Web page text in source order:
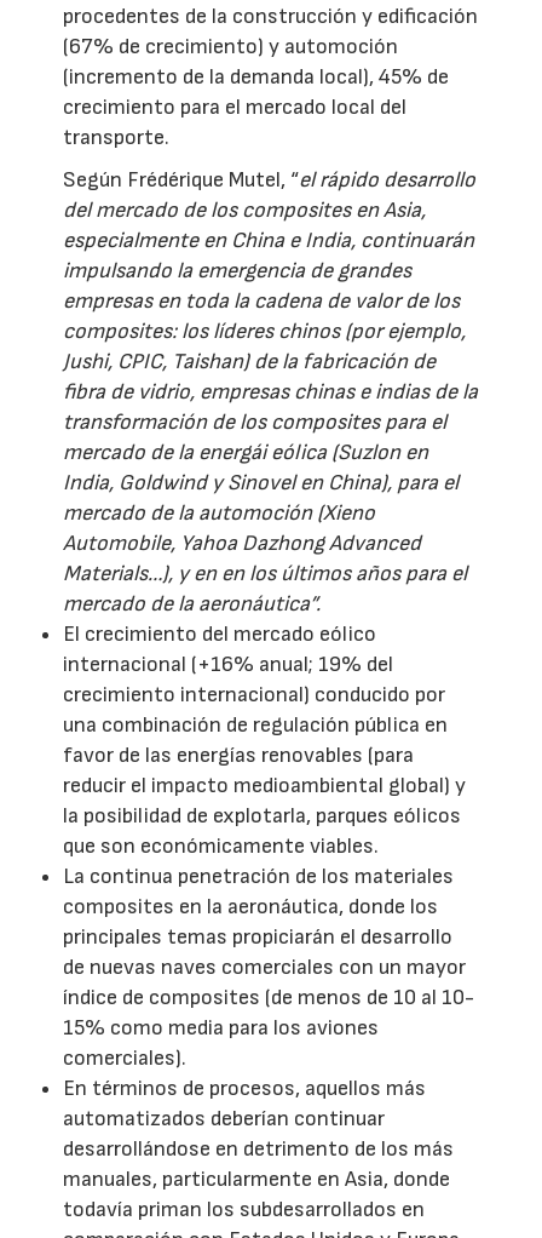
procedentes de la construcción y edificación
(67% de crecimiento) y automoción
(incremento de la demanda local), 45% de
crecimiento para el mercado local del
transporte.
Según Frédérique Mutel, “el rápido desarrollo
del mercado de los composites en Asia,
especialmente en China e India, continuarán
impulsando la emergencia de grandes
empresas en toda la cadena de valor de los
composites: los líderes chinos (por ejemplo,
Jushi, CPIC, Taishan) de la fabricación de
fibra de vidrio, empresas chinas e indias de la
transformación de los composites para el
mercado de la energái eólica (Suzlon en
India, Goldwind y Sinovel en China), para el
mercado de la automoción (Xieno
Automobile, Yahoa Dazhong Advanced
Materials…), y en en los últimos años para el
mercado de la aeronáutica”.
El crecimiento del mercado eólico
internacional (+16% anual; 19% del
crecimiento internacional) conducido por
una combinación de regulación pública en
favor de las energías renovables (para
reducir el impacto medioambiental global) y
la posibilidad de explotarla, parques eólicos
que son económicamente viables.
La continua penetración de los materiales
composites en la aeronáutica, donde los
principales temas propiciarán el desarrollo
de nuevas naves comerciales con un mayor
índice de composites (de menos de 10 al 10-
15% como media para los aviones
comerciales).
En términos de procesos, aquellos más
automatizados deberían continuar
desarrollándose en detrimento de los más
manuales, particularmente en Asia, donde
todavía priman los subdesarrollados en